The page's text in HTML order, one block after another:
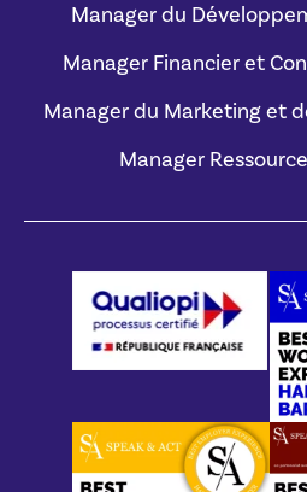
Manager du
Manager Financier et
Manager du Marketing et
Manager